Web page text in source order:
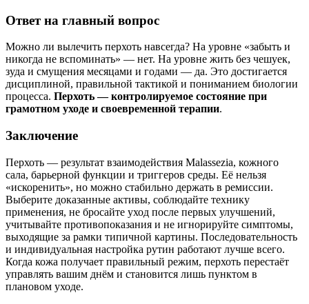
Ответ на главный вопрос
Можно ли вылечить перхоть навсегда? На уровне «забыть и
никогда не вспоминать» — нет. На уровне жить без чешуек,
зуда и смущения месяцами и годами — да. Это достигается
дисциплиной, правильной тактикой и пониманием биологии
процесса. Перхоть — контролируемое состояние при
грамотном уходе и своевременной терапии.
Заключение
Перхоть — результат взаимодействия Malassezia, кожного
сала, барьерной функции и триггеров среды. Её нельзя
«искоренить», но можно стабильно держать в ремиссии.
Выберите доказанные активы, соблюдайте технику
применения, не бросайте уход после первых улучшений,
учитывайте противопоказания и не игнорируйте симптомы,
выходящие за рамки типичной картины. Последовательность
и индивидуальная настройка рутин работают лучше всего.
Когда кожа получает правильный режим, перхоть перестаёт
управлять вашим днём и становится лишь пунктом в
плановом уходе.